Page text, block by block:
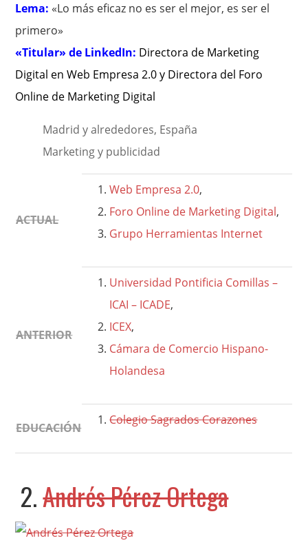
Lema: «Lo más eficaz no es ser el mejor, es ser el
primero»
«Titular» de LinkedIn: Directora de Marketing
Digital en Web Empresa 2.0 y Directora del Foro
Online de Marketing Digital
Madrid y alrededores, España
Marketing y publicidad
ACTUAL
Web Empresa 2.0,
Foro Online de Marketing Digital,
Grupo Herramientas Internet
ANTERIOR
Universidad Pontificia Comillas –
ICAI – ICADE,
ICEX,
Cámara de Comercio Hispano-
Holandesa
EDUCACIÓN
Colegio Sagrados Corazones
2.Andrés Pérez Ortega